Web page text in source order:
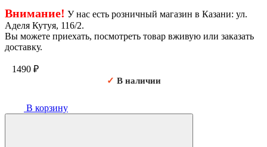
Внимание! У нас есть розничный магазин в Казани: ул.
Аделя Кутуя, 116/2.
Вы можете приехать, посмотреть товар вживую или заказать
доставку.
1490 ₽
✓ В наличии
В корзину